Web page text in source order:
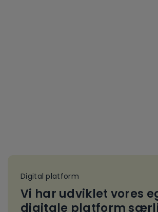
Digital platform
Vi har udviklet vores
digitale platform